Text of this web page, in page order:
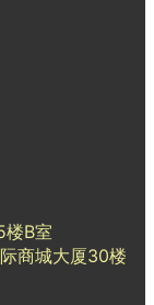
楼B室
商城大厦30楼